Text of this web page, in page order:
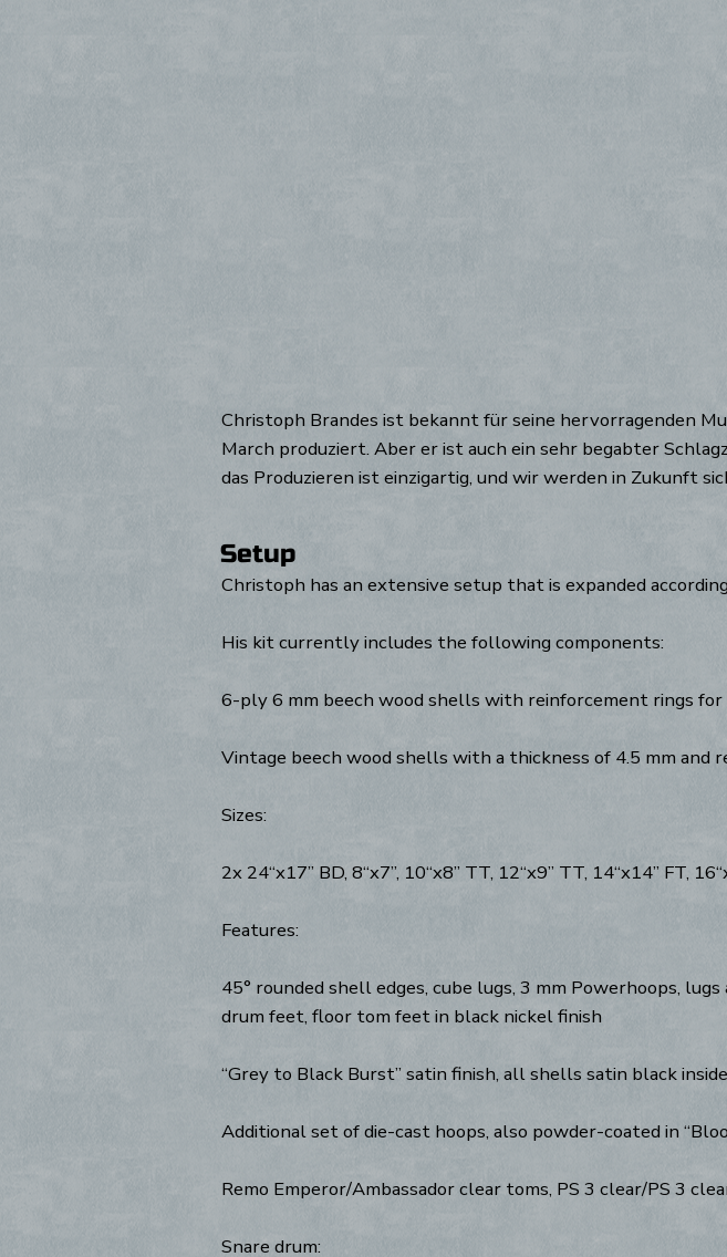
Christoph has an extensive setup that is expanded
His kit currently includes the following components:
6-ply 6 mm beech wood shells with reinforcement rings for
Vintage beech wood shells with a thickness of 4.5 mm and
Sizes:
2x 24“x17” BD, 8“x7”, 10“x8” TT, 12“x9” TT, 14“x14” FT,
Features:
45° rounded shell edges, cube lugs, 3 mm Powerhoops, lugs
drum feet, floor tom feet in black nickel finish
“Grey to Black Burst” satin finish, all shells satin black inside
Additional set of die-cast hoops, also powder-coated in
Remo Emperor/Ambassador clear toms, PS 3 clear/PS 3
Snare drum:
Setup
Christoph Brandes ist bekannt für seine hervorragenden
March produziert. Aber er ist auch ein sehr begabter
das Produzieren ist einzigartig, und wir werden in Zukunft